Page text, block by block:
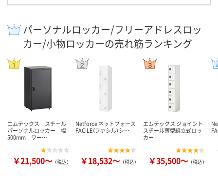
パーソナルロッカー/フリーアドレスロッ
カー/小物ロッカーの売れ筋ランキング
エムテックス スチール
パーソナルロッカー 幅
500mm ワー…
￥21,500～ （税込）
Netforce ネットフォース
FACILE（ファシル）シ…
￥18,532～ （税込）
エムテックス ジョイント
スチール薄型組立式ロッ
カー
￥35,500～ （税込）